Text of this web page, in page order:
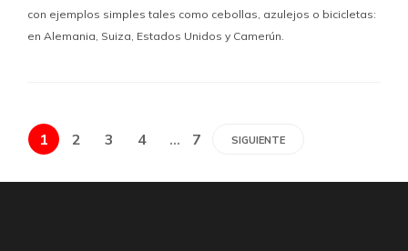
con ejemplos simples tales como cebollas, azulejos o bicicletas:
en Alemania, Suiza, Estados Unidos y Camerún.
1 2 3 4 … 7 SIGUIENTE